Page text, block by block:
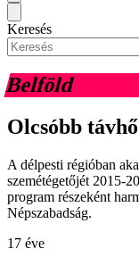
Keresés
Belföld
Olcsóbb távhő
A délpesti régióban
szemétégetőjét 2015-
program részeként
Népszabadság.
17 éve